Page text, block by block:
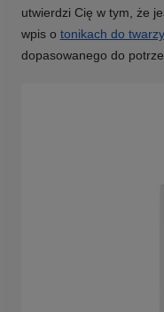
utwierdzi Cię w tym, że
wpis o tonikach do twarzy
dopasowanego do